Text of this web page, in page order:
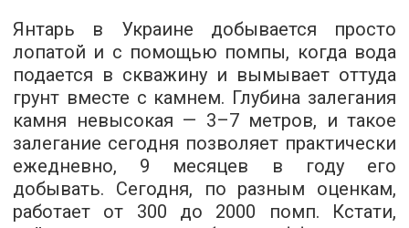
Янтарь в Украине добывается просто
лопатой и с помощью помпы, когда вода
подается в скважину и вымывает оттуда
грунт вместе с камнем. Глубина залегания
камня невысокая — 3–7 метров, и такое
залегание сегодня позволяет практически
ежедневно, 9 месяцев в году его
добывать. Сегодня, по разным оценкам,
работает от 300 до 2000 помп. Кстати,